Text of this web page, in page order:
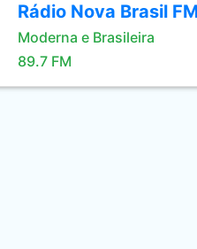
Rádio Nova Brasil
Moderna e Brasileira
89.7 FM